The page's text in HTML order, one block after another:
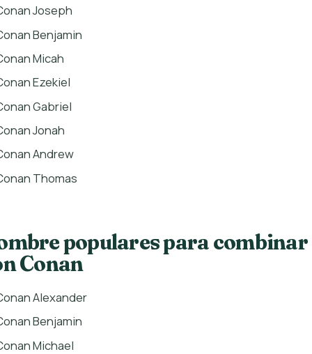
Joseph
Benjamin
Micah
Ezekiel
Gabriel
Jonah
Andrew
Thomas
populares para combinar
Conan
Alexander
Benjamin
Michael